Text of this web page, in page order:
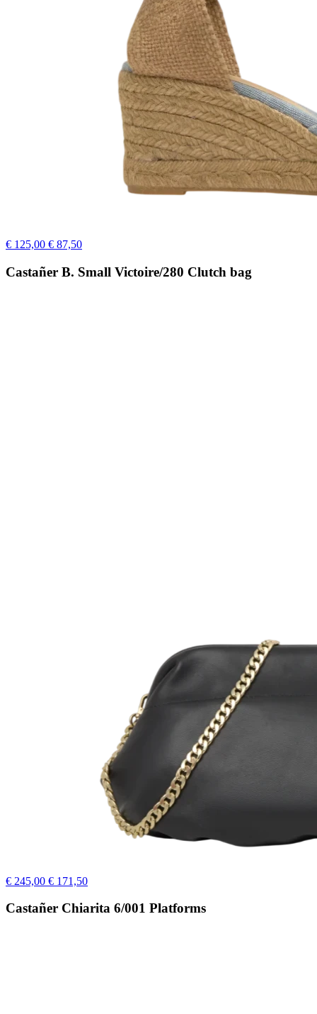
€ 125,00 € 87,50
Castañer B. Small Victoire/280 Clutch bag
€ 245,00 € 171,50
Castañer Chiarita 6/001 Platforms